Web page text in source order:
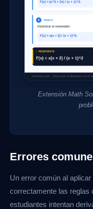
Extensión Math
Errores
Un error común al
correctamente las reglas
estudiantes intentan